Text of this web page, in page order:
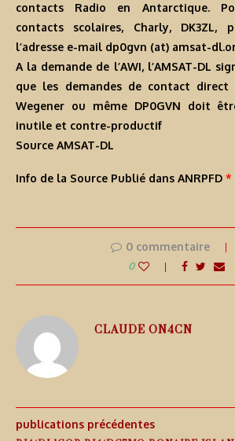
contacts Radio en Antarctique.
contacts scolaires, Charly,
l’adresse e-mail dp0gvn (at) amsat-
A la demande de l’AWI, l’AMSAT-DL
que les demandes de contact
Wegener ou même DP0GVN doit
inutile et contre-productif
Source AMSAT-DL
Info de la Source Publié dans ANRPFD *
0 commentaire
0
CLAUDE ON4CN
publications précédentes